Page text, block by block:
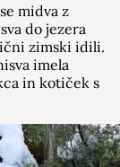
midva z
do jezera
zimski idili.
imela
in kotiček s